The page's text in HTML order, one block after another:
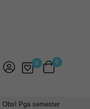
0 0
Obs! Pga semester